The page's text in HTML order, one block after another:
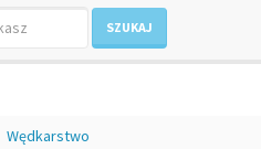
SZUKAJ
Wędkarstwo